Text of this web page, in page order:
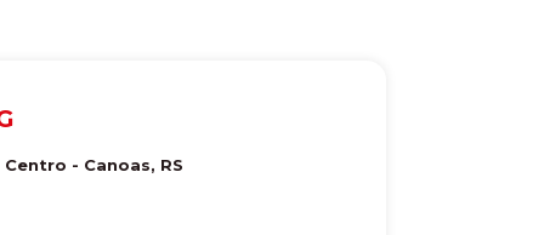
Centro - Canoas, RS